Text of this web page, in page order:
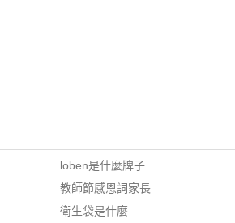
loben是什麼牌子
教師節感恩詞家長
衛生袋是什麼